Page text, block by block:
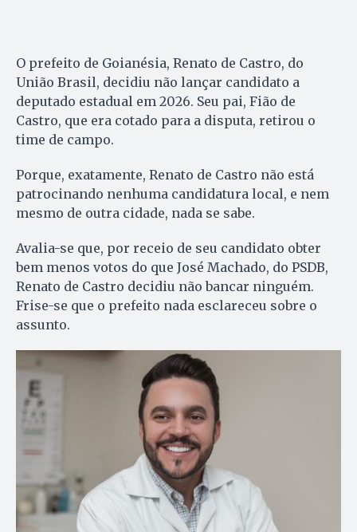
O prefeito de Goianésia, Renato de Castro, do
União Brasil, decidiu não lançar candidato a
deputado estadual em 2026. Seu pai, Fião de
Castro, que era cotado para a disputa, retirou o
time de campo.
Porque, exatamente, Renato de Castro não está
patrocinando nenhuma candidatura local, e nem
mesmo de outra cidade, nada se sabe.
Avalia-se que, por receio de seu candidato obter
bem menos votos do que José Machado, do PSDB,
Renato de Castro decidiu não bancar ninguém.
Frise-se que o prefeito nada esclareceu sobre o
assunto.